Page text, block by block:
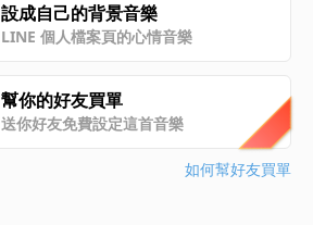
設成自己的背景音樂
LINE 個人檔案頁的心情音樂
幫你的好友買單
送你好友免費設定這首音樂
如何幫好友買單